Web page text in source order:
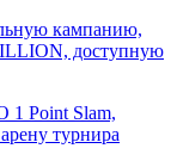
кампанию,
доступную
1 Point Slam,
турнира